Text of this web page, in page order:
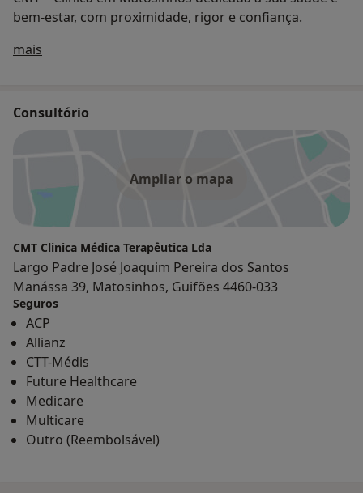
bem-estar, com proximidade, rigor e confiança.
mais
Consultório
Ampliar o mapa
CMT Clinica Médica Terapêutica Lda
Largo Padre José Joaquim Pereira dos Santos
Manássa 39, Matosinhos, Guifões 4460-033
Seguros
ACP
Allianz
CTT-Médis
Future Healthcare
Medicare
Multicare
Outro (Reembolsável)